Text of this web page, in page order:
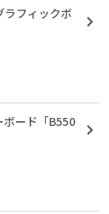
ラフィックボ
ボード「B550